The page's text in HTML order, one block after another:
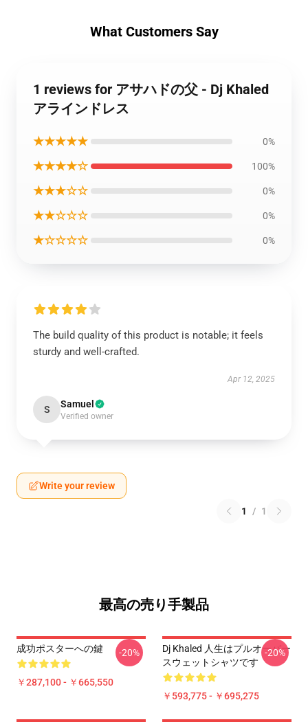
What Customers Say
1 reviews for アサハドの父 - Dj Khaled
アラインドレス
★★★★★ 0%
★★★★☆ 100%
★★★☆☆ 0%
★★☆☆☆ 0%
★☆☆☆☆ 0%
The build quality of this product is notable; it feels
sturdy and well-crafted.
Apr 12, 2025
S Samuel
Verified owner
Write your review
1 / 1
最高の売り手製品
成功ポスターへの鍵
￥287,100 - ￥665,550
-20%
Dj Khaled 人生はプルオーバー
スウェットシャツです
￥593,775 - ￥695,275
-20%